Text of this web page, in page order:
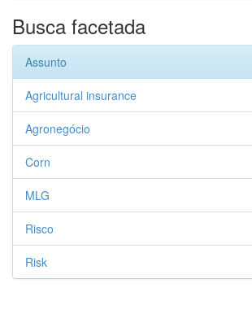
Busca facetada
Assunto
Agricultural insurance
Agronegócio
Corn
MLG
Risco
Risk